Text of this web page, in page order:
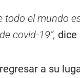
todo el mundo
covid-19”, dice
a su